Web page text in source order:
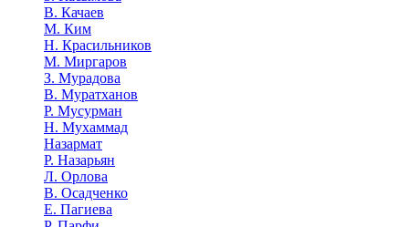
В. Качаев
М. Ким
Н. Красильников
М. Миргаров
З. Мурадова
В. Муратханов
Р. Мусурман
Н. Мухаммад
Назармат
Р. Назарьян
Л. Орлова
В. Осадченко
Е. Пагиева